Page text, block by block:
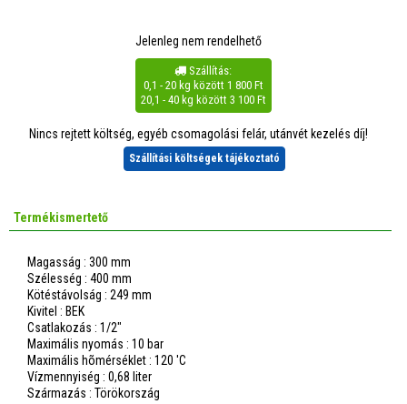
Jelenleg nem rendelhető
 Szállítás:
0,1 - 20 kg között 1 800 Ft
20,1 - 40 kg között 3 100 Ft
Nincs rejtett költség, egyéb csomagolási felár, utánvét kezelés díj!
Szállítási költségek tájékoztató
Termékismertető
Magasság : 300 mm
Szélesség : 400 mm
Kötéstávolság : 249 mm
Kivitel : BEK
Csatlakozás : 1/2"
Maximális nyomás : 10 bar
Maximális hõmérséklet : 120 'C
Vízmennyiség : 0,68 liter
Származás : Törökország